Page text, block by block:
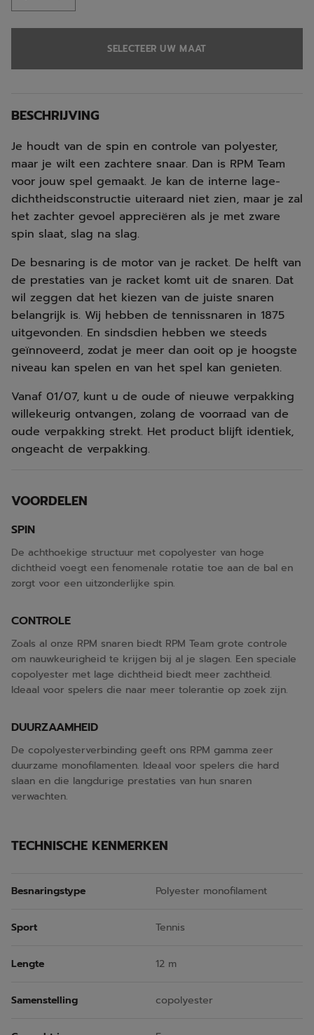
SELECTEER UW MAAT
BESCHRIJVING
Je houdt van de spin en controle van polyester,
maar je wilt een zachtere snaar. Dan is RPM Team
voor jouw spel gemaakt. Je kan de interne lage-
dichtheidsconstructie uiteraard niet zien, maar je zal
het zachter gevoel appreciëren als je met zware
spin slaat, slag na slag.
De besnaring is de motor van je racket. De helft van
de prestaties van je racket komt uit de snaren. Dat
wil zeggen dat het kiezen van de juiste snaren
belangrijk is. Wij hebben de tennissnaren in 1875
uitgevonden. En sindsdien hebben we steeds
geïnnoveerd, zodat je meer dan ooit op je hoogste
niveau kan spelen en van het spel kan genieten.
Vanaf 01/07, kunt u de oude of nieuwe verpakking
willekeurig ontvangen, zolang de voorraad van de
oude verpakking strekt. Het product blijft identiek,
ongeacht de verpakking.
VOORDELEN
SPIN
De achthoekige structuur met copolyester van hoge
dichtheid voegt een fenomenale rotatie toe aan de bal en
zorgt voor een uitzonderlijke spin.
CONTROLE
Zoals al onze RPM snaren biedt RPM Team grote controle
om nauwkeurigheid te krijgen bij al je slagen. Een speciale
copolyester met lage dichtheid biedt meer zachtheid.
Ideaal voor spelers die naar meer tolerantie op zoek zijn.
DUURZAAMHEID
De copolyesterverbinding geeft ons RPM gamma zeer
duurzame monofilamenten. Ideaal voor spelers die hard
slaan en die langdurige prestaties van hun snaren
verwachten.
TECHNISCHE KENMERKEN
Besnaringstype Polyester monofilament
Sport Tennis
Lengte 12 m
Samenstelling copolyester